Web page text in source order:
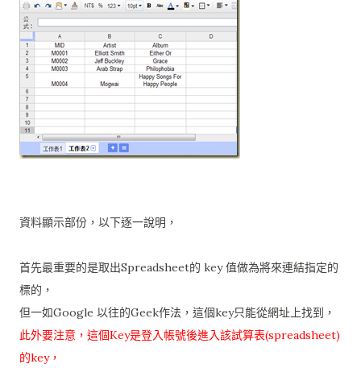
資料顯示部份，以下逐一說明，
首先最重要的是取出Spreadsheet的 key 值做為將來連結指定的
標的，
但一如Google 以往的Geek作法，這個key只能從網址上找到，
此外要注意，這個Key是登入帳號後進入該試算表(spreadsheet)
的key，